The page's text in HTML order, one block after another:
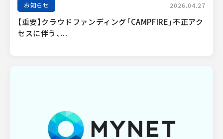
お知らせ 2026.04.27
【重要】クラウドファンディング「CAMPFIRE」不正アク
セスに伴う、...